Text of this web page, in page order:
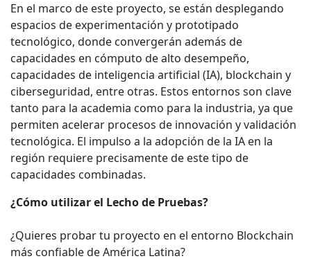
En el marco de este proyecto, se están desplegando
espacios de experimentación y prototipado
tecnológico, donde convergerán además de
capacidades en cómputo de alto desempeño,
capacidades de inteligencia artificial (IA), blockchain y
ciberseguridad, entre otras. Estos entornos son clave
tanto para la academia como para la industria, ya que
permiten acelerar procesos de innovación y validación
tecnológica. El impulso a la adopción de la IA en la
región requiere precisamente de este tipo de
capacidades combinadas.
¿Cómo utilizar el Lecho de Pruebas?
¿Quieres probar tu proyecto en el entorno Blockchain
más confiable de América Latina?